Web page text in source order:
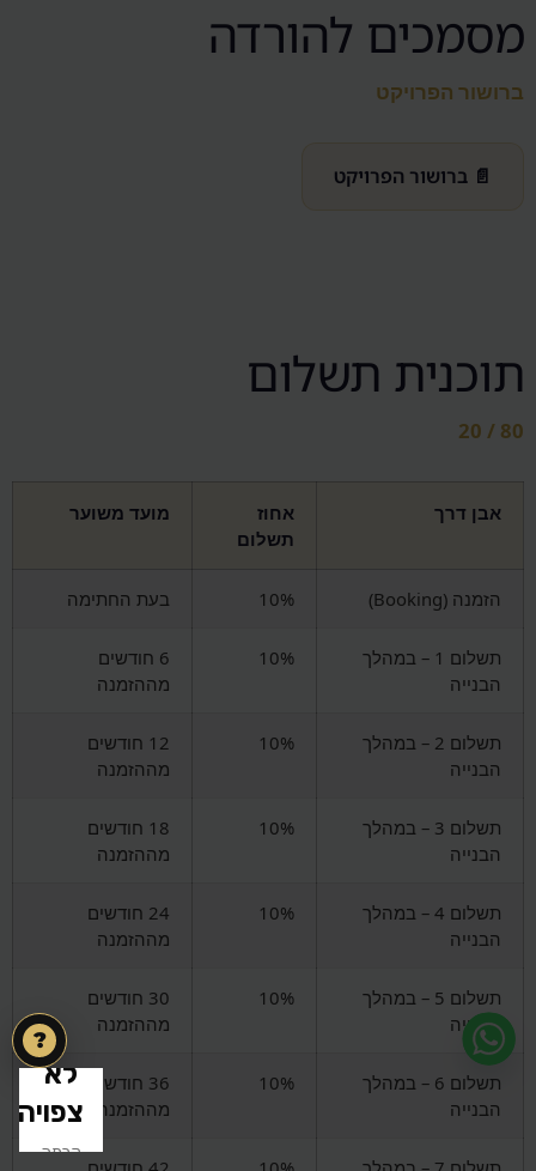
מסמכים להורדה
ברושור הפרויקט
📄 ברושור הפרויקט
תוכנית תשלום
80 / 20
אבן דרך
אחוז
תשלום
מועד משוער
הזמנה (Booking) 10% בעת החתימה
תשלום 1 – במהלך
הבנייה
10%
6 חודשים
מההזמנה
תשלום 2 – במהלך
הבנייה
10%
12 חודשים
מההזמנה
תשלום 3 – במהלך
הבנייה
10%
18 חודשים
מההזמנה
תשלום 4 – במהלך
הבנייה
10%
24 חודשים
מההזמנה
תשלום 5 – במהלך
הבנייה
10%
30 חודשים
מההזמנה
תשלום 6 – במהלך
הבנייה
10%
36 חודשים
מההזמנה
?